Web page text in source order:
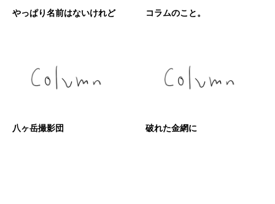
やっぱり名前はないけれど コラムのこと。
八ヶ岳撮影団 破れた金網に